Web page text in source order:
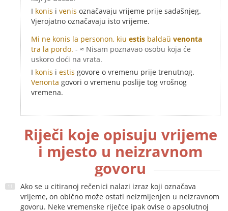
I konis i venis označavaju vrijeme prije sadašnjeg.
Vjerojatno označavaju isto vrijeme.
Mi ne konis la personon, kiu estis baldaŭ venonta
tra la pordo. - ≈ Nisam poznavao osobu koja će
uskoro doći na vrata.
I konis i estis govore o vremenu prije trenutnog.
Venonta govori o vremenu poslije tog vrošnog
vremena.
Riječi koje opisuju vrijeme
i mjesto u neizravnom
govoru
Ako se u citiranoj rečenici nalazi izraz koji označava
vrijeme, on obično može ostati neizmijenjen u neizravnom
govoru. Neke vremenske riječce ipak ovise o apsolutnoj